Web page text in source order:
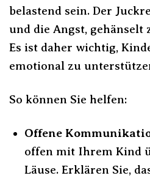
belastend sein. Der
und die Angst, gehänselt
Es ist daher wichtig,
emotional zu
So können Sie helfen:
Offene
offen mit Ihrem Kind
Läuse. Erklären Sie,